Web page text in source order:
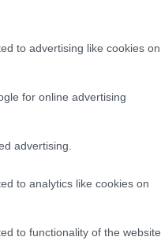
to advertising like cookies on
for online advertising
advertising.
to analytics like cookies on
to functionality of the website
να
Δούκα.
το τμήμα